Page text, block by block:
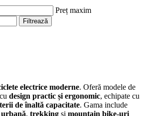
Preț maxim
Filtrează
electrice moderne. Oferă modele de
design practic și ergonomic, echipate cu
de înaltă capacitate. Gama include
, trekking și mountain bike-uri